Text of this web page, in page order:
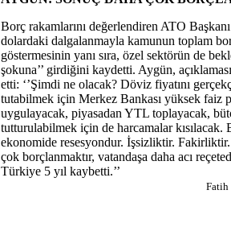
Borç rakamlarını değerlendiren ATO
dolardaki dalgalanmayla kamunun toplam
göstermesinin yanı sıra, özel sektörün de
şokuna’’ girdiğini kaydetti. Aygün,
etti: ‘’Şimdi ne olacak? Döviz fiyatını
tutabilmek için Merkez Bankası yüksek faiz
uygulayacak, piyasadan YTL toplayacak,
tutturulabilmek için de harcamalar kısılacak.
ekonomide resesyondur. İşsizliktir.
çok borçlanmaktır, vatandaşa daha acı
Türkiye 5 yıl kaybetti.’’
Fatih